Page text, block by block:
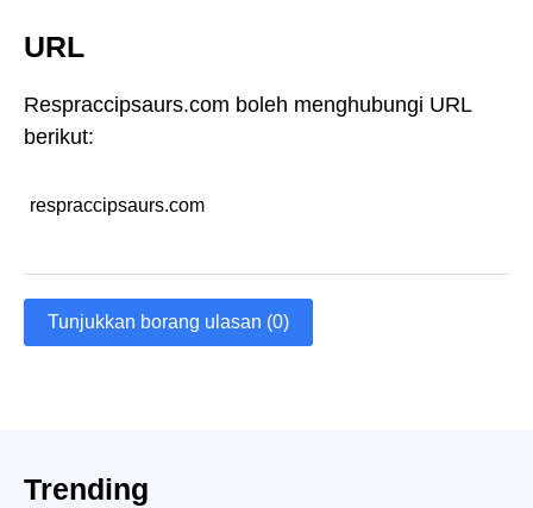
URL
Respraccipsaurs.com boleh menghubungi URL
berikut:
respraccipsaurs.com
Tunjukkan borang ulasan (0)
Trending